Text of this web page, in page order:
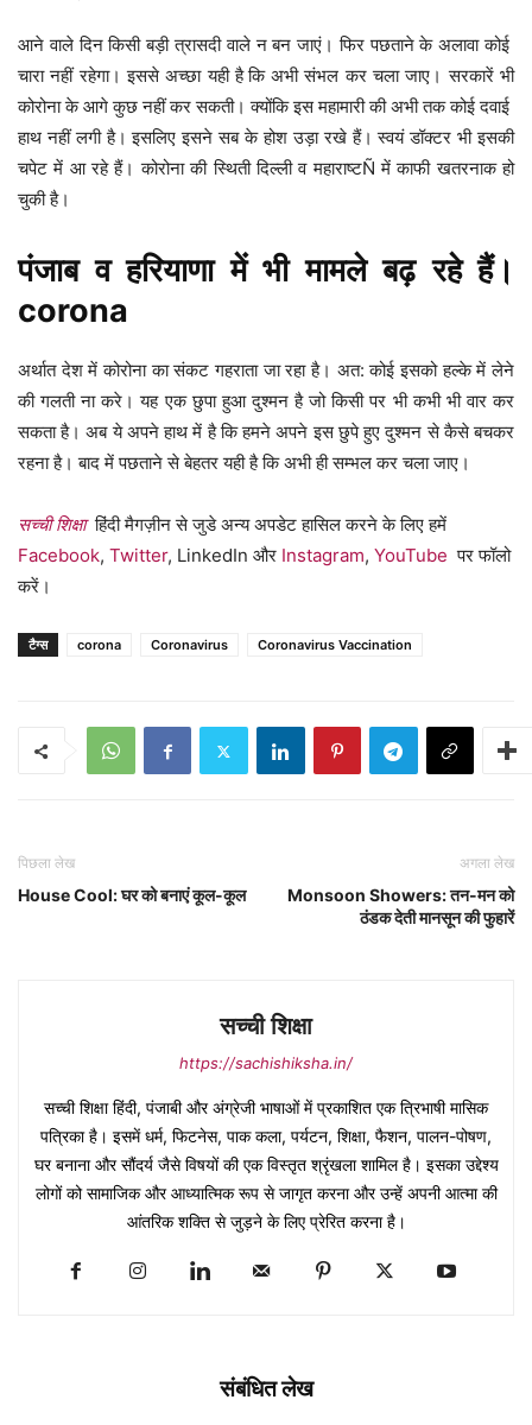
आने वाले दिन किसी बड़ी त्रासदी वाले न बन जाएं। फिर पछताने के अलावा कोई
चारा नहीं रहेगा। इससे अच्छा यही है कि अभी संभल कर चला जाए। सरकारें भी
कोरोना के आगे कुछ नहीं कर सकती। क्योंकि इस महामारी की अभी तक कोई दवाई
हाथ नहीं लगी है। इसलिए इसने सब के होश उड़ा रखे हैं। स्वयं डॉक्टर भी इसकी
चपेट में आ रहे हैं। कोरोना की स्थिती दिल्ली व महाराष्टÑ में काफी खतरनाक हो
चुकी है।
पंजाब व हरियाणा में भी मामले बढ़ रहे हैं।
corona
अर्थात देश में कोरोना का संकट गहराता जा रहा है। अत: कोई इसको हल्के में लेने
की गलती ना करे। यह एक छुपा हुआ दुश्मन है जो किसी पर भी कभी भी वार कर
सकता है। अब ये अपने हाथ में है कि हमने अपने इस छुपे हुए दुश्मन से कैसे बचकर
रहना है। बाद में पछताने से बेहतर यही है कि अभी ही सम्भल कर चला जाए।
सच्ची शिक्षाहिंदी मैगज़ीन से जुडे अन्य अपडेट हासिल करने के लिए हमें
Facebook, Twitter, LinkedIn और Instagram, YouTube पर फॉलो
करें।
टैग्स corona Coronavirus Coronavirus Vaccination
पिछला लेख
House Cool: घर को बनाएं कूल-कूल
अगला लेख
Monsoon Showers: तन-मन को
ठंडक देती मानसून की फुहारें
सच्ची शिक्षा
https://sachishiksha.in/
सच्ची शिक्षा हिंदी, पंजाबी और अंग्रेजी भाषाओं में प्रकाशित एक त्रिभाषी मासिक
पत्रिका है। इसमें धर्म, फिटनेस, पाक कला, पर्यटन, शिक्षा, फैशन, पालन-पोषण,
घर बनाना और सौंदर्य जैसे विषयों की एक विस्तृत श्रृंखला शामिल है। इसका उद्देश्य
लोगों को सामाजिक और आध्यात्मिक रूप से जागृत करना और उन्हें अपनी आत्मा की
आंतरिक शक्ति से जुड़ने के लिए प्रेरित करना है।
संबंधित लेख